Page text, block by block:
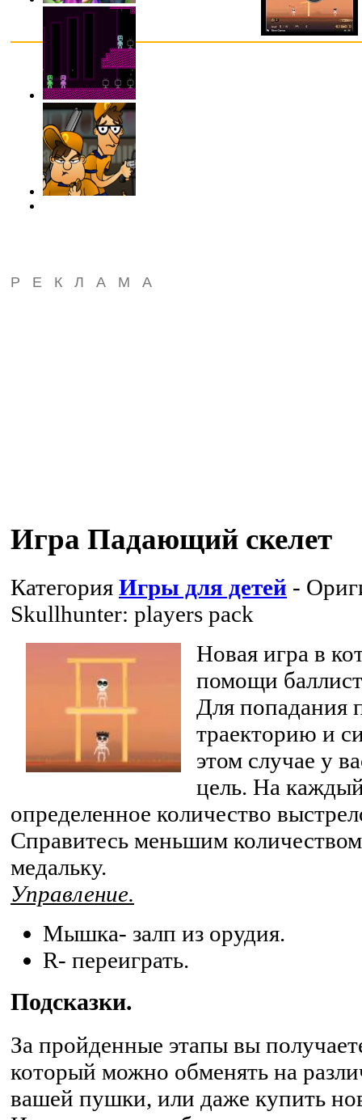
РЕКЛАМА
Игра Падающий скелет
Категория Игры для детей -
Skullhunter: players pack
Новая игра в
помощи
Для попадания
траекторию и
этом случае у
цель. На
определенное количество
Справитесь меньшим
медальку.
Управление.
Мышка- залп из орудия.
R- переиграть.
Подсказки.
За пройденные этапы вы
который можно обменять на
вашей пушки, или даже купить